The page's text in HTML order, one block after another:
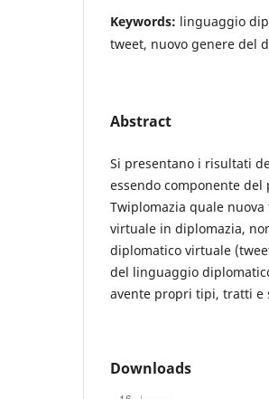
Keywords: linguaggio
tweet, nuovo genere del
Abstract
Si presentano i risultati
essendo componente
Twiplomazia quale
virtuale in diplomazia,
diplomatico virtuale
del linguaggio
avente propri tipi, tratti e
Downloads